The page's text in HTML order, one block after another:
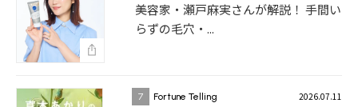
美容家・瀬戸麻実さんが解説！ 手間い
らずの毛穴・...
7 Fortune Telling 2026.07.11